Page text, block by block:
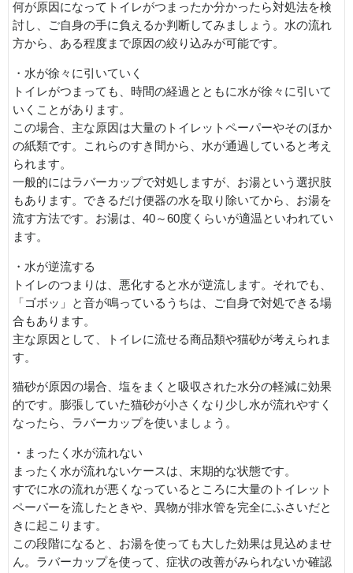
何が原因になってトイレがつまったか分かったら対処法を検
討し、ご自身の手に負えるか判断してみましょう。水の流れ
方から、ある程度まで原因の絞り込みが可能です。
・水が徐々に引いていく
トイレがつまっても、時間の経過とともに水が徐々に引いて
いくことがあります。
この場合、主な原因は大量のトイレットペーパーやそのほか
の紙類です。これらのすき間から、水が通過していると考え
られます。
一般的にはラバーカップで対処しますが、お湯という選択肢
もあります。できるだけ便器の水を取り除いてから、お湯を
流す方法です。お湯は、40～60度くらいが適温といわれてい
ます。
・水が逆流する
トイレのつまりは、悪化すると水が逆流します。それでも、
「ゴボッ」と音が鳴っているうちは、ご自身で対処できる場
合もあります。
主な原因として、トイレに流せる商品類や猫砂が考えられま
す。
猫砂が原因の場合、塩をまくと吸収された水分の軽減に効果
的です。膨張していた猫砂が小さくなり少し水が流れやすく
なったら、ラバーカップを使いましょう。
・まったく水が流れない
まったく水が流れないケースは、末期的な状態です。
すでに水の流れが悪くなっているところに大量のトイレット
ペーパーを流したときや、異物が排水管を完全にふさいだと
きに起こります。
この段階になると、お湯を使っても大した効果は見込めませ
ん。ラバーカップを使って、症状の改善がみられないか確認